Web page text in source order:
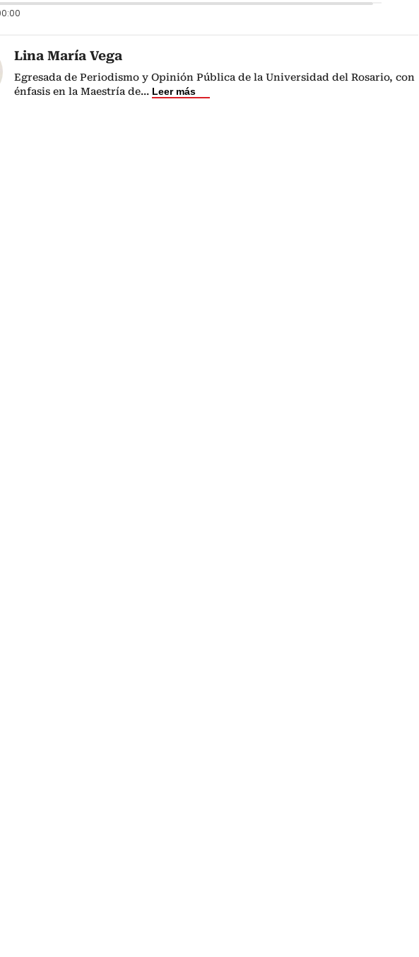
Lina María Vega
Egresada de Periodismo y Opinión Pública de la Universidad del Rosario, con
énfasis en la Maestría de... Leer más